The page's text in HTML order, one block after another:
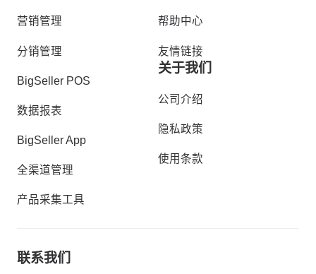
营销管理
分销管理
BigSeller POS
数据报表
BigSeller App
全渠道管理
产品采集工具
帮助中心
友情链接
关于我们
公司介绍
隐私政策
使用条款
联系我们